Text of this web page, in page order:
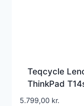
Teqcycle
ThinkPad
Core i5 |
5.799,00 kr.